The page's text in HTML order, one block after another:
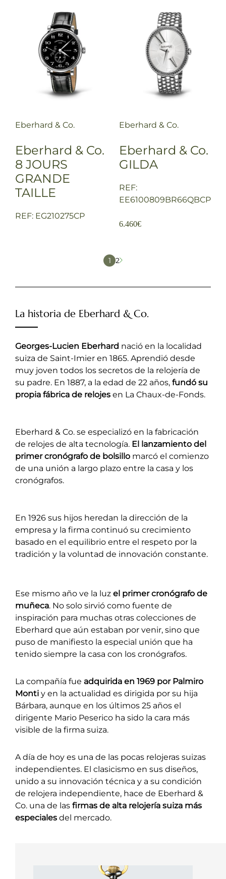
Eberhard & Co.
Eberhard & Co.
8 JOURS
GRANDE
TAILLE
REF: EG210275CP
Eberhard & Co.
Eberhard & Co.
GILDA
REF:
EE6100809BR66QBCP
6.460€
P
g
a
1 P
a
2
La historia de Eberhard & Co.
Georges-Lucien Eberhard nació en la localidad
suiza de Saint-Imier en 1865. Aprendió desde
muy joven todos los secretos de la relojería de
su padre. En 1887, a la edad de 22 años, fundó su
propia fábrica de relojes en La Chaux-de-Fonds.
Eberhard & Co. se especializó en la fabricación
de relojes de alta tecnología. El lanzamiento del
primer cronógrafo de bolsillo marcó el comienzo
de una unión a largo plazo entre la casa y los
cronógrafos.
En 1926 sus hijos heredan la dirección de la
empresa y la firma continuó su crecimiento
basado en el equilibrio entre el respeto por la
tradición y la voluntad de innovación constante.
Ese mismo año ve la luz el primer cronógrafo de
muñeca. No solo sirvió como fuente de
inspiración para muchas otras colecciones de
Eberhard que aún estaban por venir, sino que
puso de manifiesto la especial unión que ha
tenido siempre la casa con los cronógrafos.
La compañía fue adquirida en 1969 por Palmiro
Monti y en la actualidad es dirigida por su hija
Bárbara, aunque en los últimos 25 años el
dirigente Mario Peserico ha sido la cara más
visible de la firma suiza.
A día de hoy es una de las pocas relojeras suizas
independientes. El clasicismo en sus diseños,
unido a su innovación técnica y a su condición
de relojera independiente, hace de Eberhard &
Co. una de las firmas de alta relojería suiza más
especiales del mercado.